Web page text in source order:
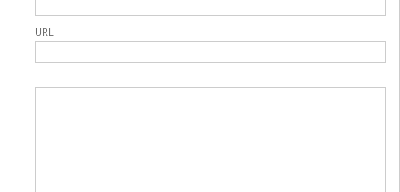
URL